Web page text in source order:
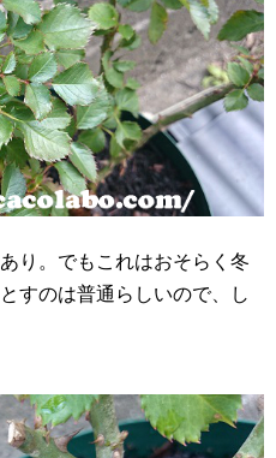
り。でもこれはおそらく冬
すのは普通らしいので、し